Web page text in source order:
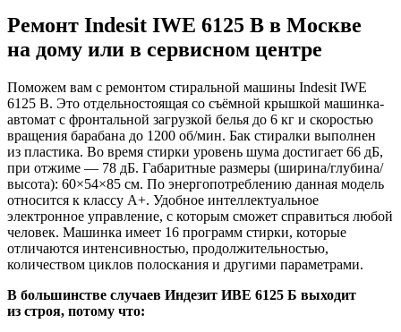
Ремонт Indesit IWE 6125 B в Москве
на дому или в сервисном центре
Поможем вам с ремонтом стиральной машины Indesit IWE
6125 B. Это отдельностоящая со съёмной крышкой машинка-
автомат с фронтальной загрузкой белья до 6 кг и скоростью
вращения барабана до 1200 об/мин. Бак стиралки выполнен
из пластика. Во время стирки уровень шума достигает 66 дБ,
при отжиме — 78 дБ. Габаритные размеры (ширина/глубина/
высота): 60×54×85 см. По энергопотреблению данная модель
относится к классу A+. Удобное интеллектуальное
электронное управление, с которым сможет справиться любой
человек. Машинка имеет 16 программ стирки, которые
отличаются интенсивностью, продолжительностью,
количеством циклов полоскания и другими параметрами.
В большинстве случаев Индезит ИВЕ 6125 Б выходит
из строя, потому что: